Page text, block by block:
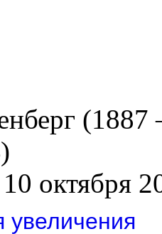
(1887
октября